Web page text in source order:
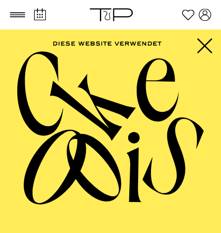
Zum Hauptinhalt springen Zum Footer springen
AALTO
MUSIKTHEATER,
AALTO BALLETT
ESSEN